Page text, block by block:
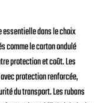
dans le choix
comme le carton ondulé
protection et coût. Les
protection renforcée,
du transport. Les rubans